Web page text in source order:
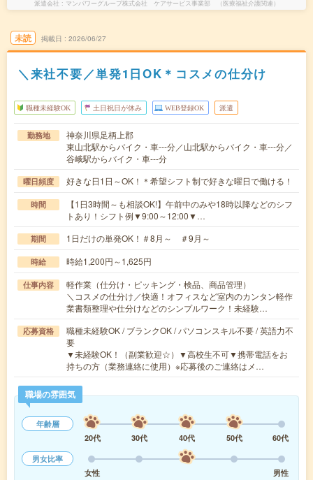
派遣会社 マンパワーグループ株式会社 ケアサービス事業部 （医療福祉介護関連）
未読 掲載日 2026/06/27
＼来社不要／単発1日OK＊コスメの仕分け
職種未経験OK 土日祝日が休み WEB登録OK 派遣
勤務地
神奈川県足柄上郡
東山北駅からバイク・車---分／山北駅からバイク・車---分／
谷峨駅からバイク・車---分
曜日頻度 好きな日1日～OK！＊希望シフト制で好きな曜日で働ける！
時間
【1日3時間～も相談OK!】午前中のみや18時以降などのシフ
トあり！シフト例▼9:00～12:00▼…
期間 1日だけの単発OK！＃8月～ ＃9月～
時給 時給1,200円～1,625円
仕事内容
軽作業（仕分け・ピッキング・検品、商品管理）
＼コスメの仕分け／快適！オフィスなど室内のカンタン軽作
業書類整理や仕分けなどのシンプルワーク！未経験…
応募資格
職種未経験OK / ブランクOK / パソコンスキル不要 / 英語力不
要
▼未経験OK！（副業歓迎☆）▼高校生不可▼携帯電話をお
持ちの方（業務連絡に使用）※応募後のご連絡はメ…
職場の雰囲気
年齢層
20代
30代 40代 50代
60代
男女比率
女性
男性